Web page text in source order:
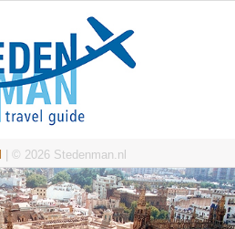
| © 2026 Stedenman.nl